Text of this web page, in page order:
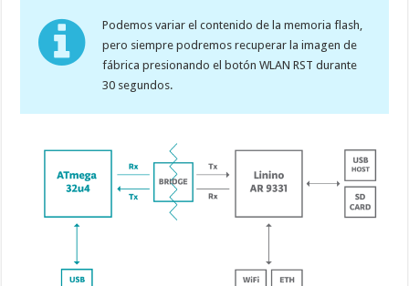
Podemos variar el contenido de la memoria flash,
pero siempre podremos recuperar la imagen de
fábrica presionando el botón WLAN RST durante
30 segundos.